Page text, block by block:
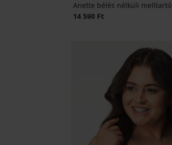
Anette bélés nélküli melltartó
14 590 Ft